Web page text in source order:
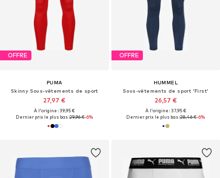
OFFRE
PUMA
Skinny Sous-vêtements de sport
27,97 €
À l'origine : 39,95 €
Dernier prix le plus bas :29,96 €-6%
OFFRE
HUMMEL
Sous-vêtements de sport 'First'
26,57 €
À l'origine : 37,95 €
Dernier prix le plus bas :28,46 €-6%